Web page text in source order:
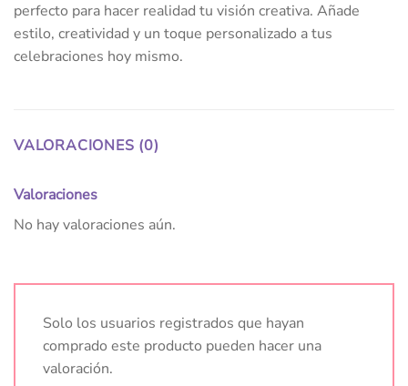
perfecto para hacer realidad tu visión creativa. Añade
estilo, creatividad y un toque personalizado a tus
celebraciones hoy mismo.
VALORACIONES (0)
Valoraciones
No hay valoraciones aún.
Solo los usuarios registrados que hayan
comprado este producto pueden hacer una
valoración.